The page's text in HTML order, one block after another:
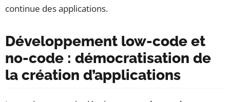
continue des applications.
Développement low-code et
no-code : démocratisation de
la création d’applications